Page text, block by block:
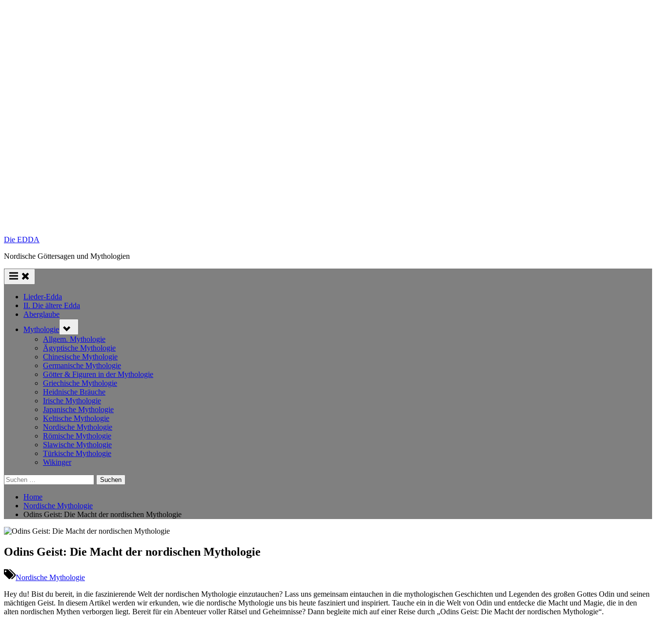
Die EDDA
Nordische Göttersagen und Mythologien
Lieder-Edda
II. Die ältere Edda
Aberglaube
Mythologie sub-
menu
Allgem. Mythologie
Ägyptische Mythologie
Chinesische Mythologie
Germanische Mythologie
Götter & Figuren in der Mythologie
Griechische Mythologie
Heidnische Bräuche
Irische Mythologie
Japanische Mythologie
Keltische Mythologie
Nordische Mythologie
Römische Mythologie
Slawische Mythologie
Türkische Mythologie
Wikinger
Suchen
nach:
Home
Nordische Mythologie
Odins Geist: Die Macht der nordischen Mythologie
Odins Geist: Die Macht der nordischen Mythologie
Nordische Mythologie
Hey​ du! Bist du bereit, in die faszinierende Welt‍ der nordischen Mythologie einzutauchen? Lass ‍uns ⁣gemeinsam ​eintauchen in​ die⁢ mythologischen Geschichten ⁤und​ Legenden ⁤des großen Gottes Odin ‍und seinen
mächtigen​ Geist. In diesem Artikel werden wir erkunden,‌ wie die nordische‌ Mythologie uns bis heute fasziniert und inspiriert. ​Tauche ‍ein in die ⁢Welt ‍von ‍Odin und ⁢entdecke die‍ Macht und⁣ Magie, ‌die ⁢in den
⁤alten ‍nordischen Mythen ⁣verborgen liegt. Bereit für ⁢ein‍ Abenteuer voller Rätsel und Geheimnisse? Dann‌ begleite mich auf einer Reise durch „Odins ⁤Geist: ⁢Die Macht der nordischen ⁤Mythologie“.